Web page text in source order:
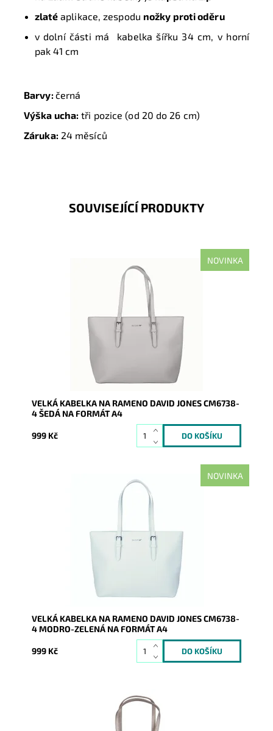
zlaté aplikace, zespodu nožky proti oděru
v dolní části má kabelka šířku 34 cm, v horní
pak 41 cm
Barvy:černá
Výška ucha: tři pozice (od 20 do 26 cm)
Záruka:24 měsíců
SOUVISEJÍCÍ PRODUKTY
NOVINKA
Nejprodávanější typ kabelky roku 2025 - velká šedá
kabelka na rameno na formát A4 s neděleným
Skladem
21136
David Jones Paris
VELKÁ KABELKA NA RAMENO DAVID JONES CM6738-
4 ŠEDÁ NA FORMÁT A4
999 Kč
NOVINKA
Nejprodávanější typ kabelky roku 2025 - velká
modro-zelená kabelka na rameno na formát A4 s
Skladem
21138
David Jones Paris
2 roky
VELKÁ KABELKA NA RAMENO DAVID JONES CM6738-
4 MODRO-ZELENÁ NA FORMÁT A4
999 Kč
Velká stříbrná kabelka na rameno na formát A4 s
neděleným vnitřním prostorem.